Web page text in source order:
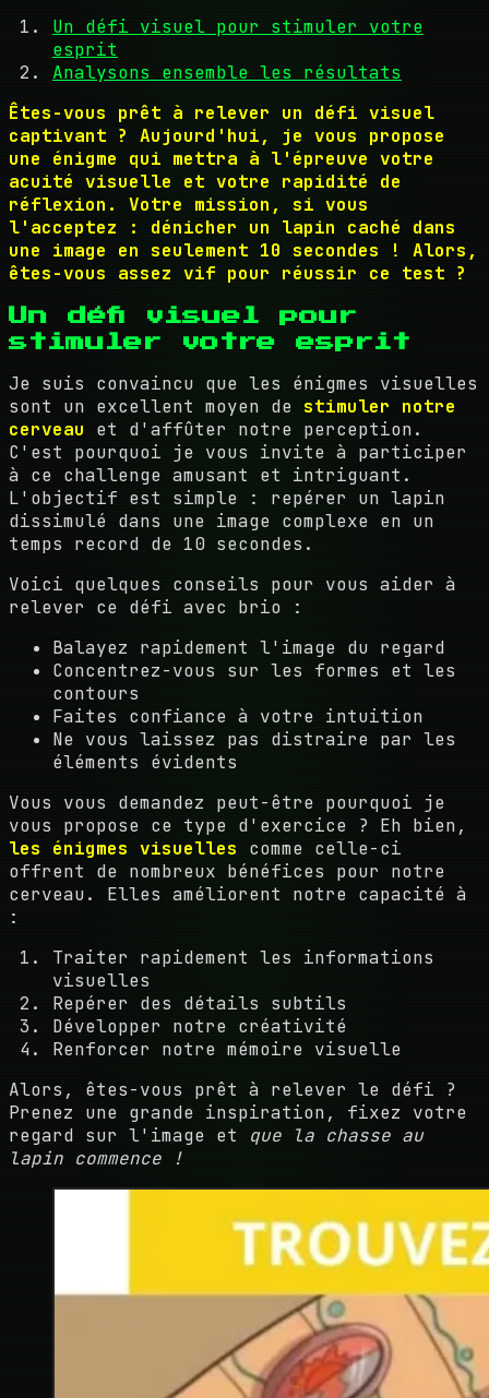
Un défi visuel pour stimuler votre
esprit
Analysons ensemble les résultats
Êtes-vous prêt à relever un défi visuel
captivant ? Aujourd'hui, je vous propose
une énigme qui mettra à l'épreuve votre
acuité visuelle et votre rapidité de
réflexion. Votre mission, si vous
l'acceptez : dénicher un lapin caché dans
une image en seulement 10 secondes ! Alors,
êtes-vous assez vif pour réussir ce test ?
Un défi visuel pour
stimuler votre esprit
Je suis convaincu que les énigmes visuelles
sont un excellent moyen de stimuler notre
cerveau et d'affûter notre perception.
C'est pourquoi je vous invite à participer
à ce challenge amusant et intriguant.
L'objectif est simple : repérer un lapin
dissimulé dans une image complexe en un
temps record de 10 secondes.
Voici quelques conseils pour vous aider à
relever ce défi avec brio :
Balayez rapidement l'image du regard
Concentrez-vous sur les formes et les
contours
Faites confiance à votre intuition
Ne vous laissez pas distraire par les
éléments évidents
Vous vous demandez peut-être pourquoi je
vous propose ce type d'exercice ? Eh bien,
les énigmes visuelles comme celle-ci
offrent de nombreux bénéfices pour notre
cerveau. Elles améliorent notre capacité à
:
Traiter rapidement les informations
visuelles
Repérer des détails subtils
Développer notre créativité
Renforcer notre mémoire visuelle
Alors, êtes-vous prêt à relever le défi ?
Prenez une grande inspiration, fixez votre
regard sur l'image et que la chasse au
lapin commence !